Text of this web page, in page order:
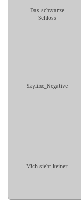
Das schwarze
Schloss
Skyline_Negative
Mich sieht keiner